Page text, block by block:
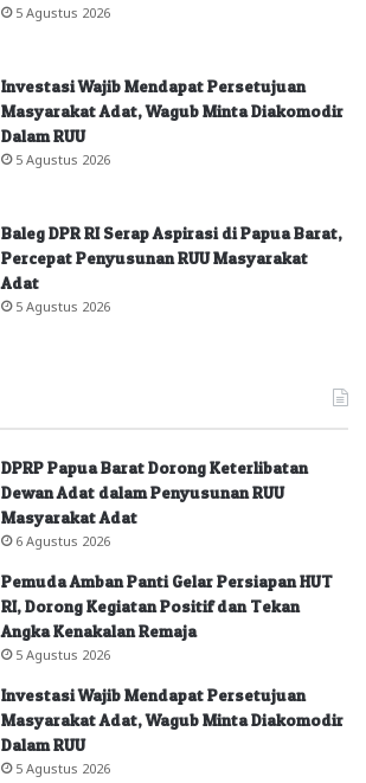
5 Agustus 2026
Investasi Wajib Mendapat Persetujuan
Masyarakat Adat, Wagub Minta Diakomodir
Dalam RUU
5 Agustus 2026
Baleg DPR RI Serap Aspirasi di Papua Barat,
Percepat Penyusunan RUU Masyarakat
Adat
5 Agustus 2026
DPRP Papua Barat Dorong Keterlibatan
Dewan Adat dalam Penyusunan RUU
Masyarakat Adat
6 Agustus 2026
Pemuda Amban Panti Gelar Persiapan HUT
RI, Dorong Kegiatan Positif dan Tekan
Angka Kenakalan Remaja
5 Agustus 2026
Investasi Wajib Mendapat Persetujuan
Masyarakat Adat, Wagub Minta Diakomodir
Dalam RUU
5 Agustus 2026